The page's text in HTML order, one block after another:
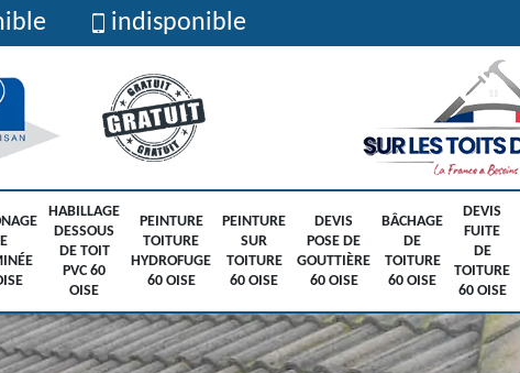
indisponible
HABILLAGE
DESSOUS
DE TOIT
PVC 60
OISE
PEINTURE
TOITURE
HYDROFUGE
60 OISE
PEINTURE
SUR
TOITURE
60 OISE
DEVIS
POSE DE
GOUTTIÈRE
60 OISE
BÂCHAGE
DE
TOITURE
60 OISE
DEVIS
FUITE
DE
TOITURE
60 OISE